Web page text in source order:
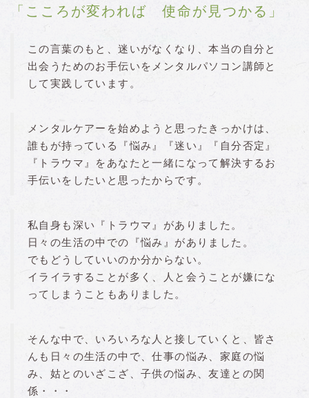
「こころが変われば 使命が見つかる」
この言葉のもと、迷いがなくなり、本当の自分と
出会うためのお手伝いをメンタルパソコン講師と
して実践しています。
メンタルケアーを始めようと思ったきっかけは、
誰もが持っている『悩み』『迷い』『自分否定』
『トラウマ』をあなたと一緒になって解決するお
手伝いをしたいと思ったからです。
私自身も深い『トラウマ』がありました。
日々の生活の中での『悩み』がありました。
でもどうしていいのか分からない。
イライラすることが多く、人と会うことが嫌にな
ってしまうこともありました。
そんな中で、いろいろな人と接していくと、皆さ
んも日々の生活の中で、仕事の悩み、家庭の悩
み、姑とのいざこざ、子供の悩み、友達との関
係・・・